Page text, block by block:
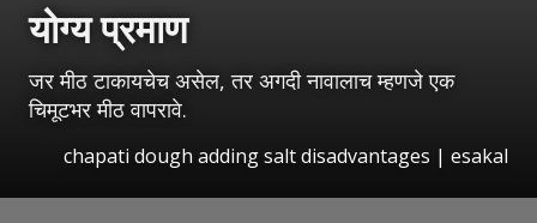
योग्य प्रमाण
जर मीठ टाकायचेच असेल, तर अगदी नावालाच म्हणजे एक
चिमूटभर मीठ वापरावे.
chapati dough adding salt disadvantages | esakal